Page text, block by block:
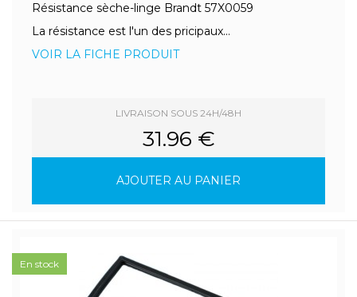
Résistance sèche-linge Brandt 57X0059
La résistance est l'un des pricipaux...
VOIR LA FICHE PRODUIT
LIVRAISON SOUS 24H/48H
31.96 €
AJOUTER AU PANIER
En stock